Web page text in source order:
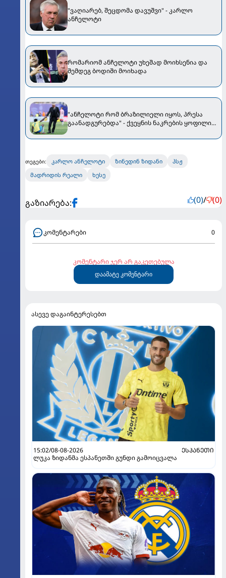
"ვაღიარებ, შეცდომა დავუშვი" - კარლო
ანჩელოტი
რომარიომ ანჩელოტი უხეშად მოიხსენია და
შემდეგ ბოდიში მოიხადა
"ანჩელოტი რომ ბრაზილიელი იყოს, პრესა
გაანადგურებდა" - ქვეყნის ნაკრების ყოფილი
თეგები: კარლო ანჩელოტი ზინედინ ზიდანი
პსჟ
მადრიდის რეალი
ხესე
გაზიარება: (0)/ (0)
კომენტარები 0
კომენტარი ჯერ არ გაკეთებულა
დაამატე კომენტარი
ასევე დაგაინტერესებთ
15:02/08-08-2026
ᲔᲡᲞᲐᲜᲔᲗᲘ
ლუკა ზიდანმა ესპანეთში გუნდი გამოიცვალა